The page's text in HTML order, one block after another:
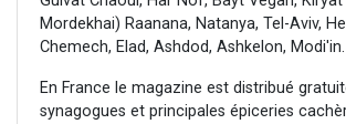
Mordekhai) Raanana, Natanya, Tel-Aviv,
Chemech, Elad, Ashdod, Ashkelon, Modi'in.
En France le magazine est distribué
synagogues et principales épiceries